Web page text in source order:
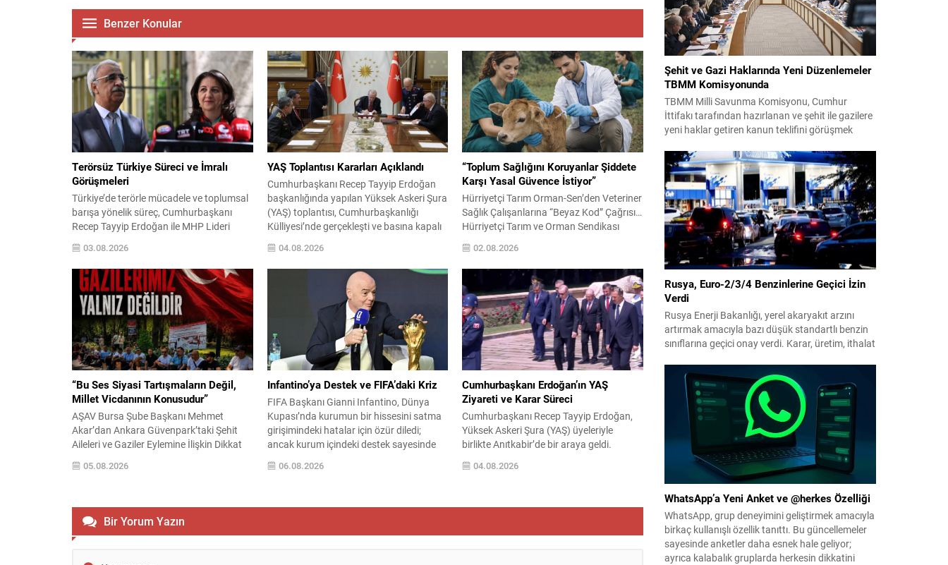
Benzer Konular
Terörsüz Türkiye Süreci ve İmralı
Görüşmeleri
Türkiye’de terörle mücadele ve toplumsal
barışa yönelik süreç, Cumhurbaşkanı
Recep Tayyip Erdoğan ile MHP Lideri
Devlet Bahçeli’nin ortak çabalarıyla yeni
bir evreye girdi. TBMM’de kurulan Milli
Dayanışma, Kardeşlik ve Demokrasi
Komisyonu, çalışmalarını tamamlayarak
ortak raporunu yayımladı; komisyonun
öngördüğü çerçeve yasa, Meclis tatile
girmeden yasalaştırılmak üzere
hızlandırılıyor. Hazırlıkların devam ettiği
süreçte,...
03.08.2026
YAŞ Toplantısı Kararları Açıklandı
Cumhurbaşkanı Recep Tayyip Erdoğan
başkanlığında yapılan Yüksek Askeri Şura
(YAŞ) toplantısı, Cumhurbaşkanlığı
Külliyesi’nde gerçekleşti ve basına kapalı
olarak yaklaşık 2,5 saat sürdü.
Toplantıda alınan kararlar kamuoyuyla
paylaşıldı. Öne çıkan gelişme olarak Hava
Kuvvetleri Komutanı Ziya Cemal
Kadıoğlu’nun emekli edilmesi kararı yer
aldı. Toplantının Özeti YAŞ gündeminde
bulunan personel atamaları ve...
04.08.2026
“Toplum Sağlığını Koruyanlar Şiddete
Karşı Yasal Güvence İstiyor”
Hürriyetçi Tarım Orman-Sen’den Veteriner
Sağlık Çalışanlarına “Beyaz Kod” Çağrısı…
Hürriyetçi Tarım ve Orman Sendikası
(Hürriyetçi Tarım Orman-Sen), veteriner
hekimler ile veteriner sağlık teknikerleri ve
teknisyenlerine yönelik artan şiddet
olaylarına dikkat çekerek, sağlık
çalışanlarına uygulanan “Beyaz Kod”
sisteminin veteriner sağlık çalışanlarını da
kapsaması amacıyla kanun teklifi
hazırladıklarını açıkladı. Sendika,
Çorum’da görev...
02.08.2026
“Bu Ses Siyasi Tartışmaların Değil,
Millet Vicdanının Konusudur”
AŞAV Bursa Şube Başkanı Mehmet
Akar’dan Ankara Güvenpark’taki Şehit
Aileleri ve Gaziler Eylemine İlişkin Dikkat
Çeken Açıklama… BURSA – Anadolu Şehit
Aileleri Gazileri ve Güvenlik Korucuları
günlerdir devam eden şehit aileleri ve
gazilerin eylemlerine ilişkin kapsamlı bir
yazılı basın açıklaması yayımladı....
05.08.2026
Infantino’ya Destek ve FIFA’daki Kriz
FIFA Başkanı Gianni Infantino, Dünya
Kupası’nda kurumun bir hissesini satma
girişimindeki hatalar için özür diledi;
ancak kurum içindeki destek sayesinde
istifa baskılarını şimdilik savuşturabildi.
Fas’ta yapılan uzun kriz görüşmelerinin
06.08.2026
Cumhurbaşkanı Erdoğan’ın YAŞ
Ziyareti ve Karar Süreci
Cumhurbaşkanı Recep Tayyip Erdoğan,
Yüksek Askeri Şura (YAŞ) üyeleriyle
birlikte Anıtkabir’de bir araya geldi.
Toplantı öncesinde yapılan ziyaret,
şuranın gündemindeki önemli kararlar
04.08.2026
Bir Yorum Yazın
Şehit ve Gazi Haklarında Yeni Düzenlemeler
TBMM Komisyonunda
TBMM Milli Savunma Komisyonu, Cumhur
İttifakı tarafından hazırlanan ve şehit ile gazilere
yeni haklar getiren kanun teklifini görüşmek
komisyonda kabul edildi ve bir dizi düzenleme
benimsendi. Teklif kapsamında, vazife
malullerinden hayatını kaybedenlerin anne ve
babalarına bağlanacak aylık tutarının, net asgari
ücretin altında olmayacağı hükme bağlanıyor....
Rusya, Euro-2/3/4 Benzinlerine Geçici İzin
Verdi
Rusya Enerji Bakanlığı, yerel akaryakıt arzını
artırmak amacıyla bazı düşük standartlı benzin
sınıflarına geçici onay verdi. Karar, üretim, ithalat
Temmuz 2027’ye kadar kaldırıyor. Açıklamada
bu düzenlemenin kalıcı bir çevre politikası
değişikliği anlamına gelmediği vurgulanıyor;
kararın geçici olduğu ve uzun vadeli çevre
hedeflerinden sapma amaçlanmadığı...
WhatsApp’a Yeni Anket ve @herkes Özelliği
WhatsApp, grup deneyimini geliştirmek amacıyla
birkaç kullanışlı özellik tanıttı. Bu güncellemeler
sayesinde anketler daha esnek hale geliyor;
ayrıca kalabalık gruplarda herkesin dikkatini